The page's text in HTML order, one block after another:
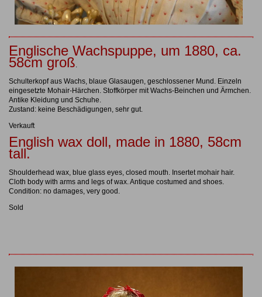
Englische Wachspuppe, um 1880, ca.
58cm groß.
Schulterkopf aus Wachs, blaue Glasaugen, geschlossener Mund. Einzeln
eingesetzte Mohair-Härchen. Stoffkörper mit Wachs-Beinchen und Ärmchen.
Antike Kleidung und Schuhe.
Zustand: keine Beschädigungen, sehr gut.
Verkauft
English wax doll, made in 1880, 58cm
tall.
Shoulderhead wax, blue glass eyes, closed mouth. Insertet mohair hair.
Cloth body with arms and legs of wax. Antique costumed and shoes.
Condition: no damages, very good.
Sold